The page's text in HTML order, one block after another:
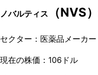
ノバルティス （NVS
セクター：医薬品メーカー
現在の株価：106ドル